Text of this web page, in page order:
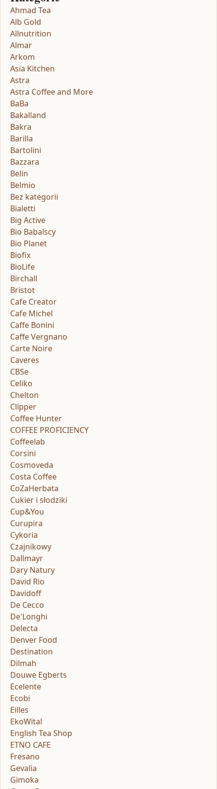
Ahmad Tea
Alb Gold
Allnutrition
Almar
Arkom
Asia Kitchen
Astra
Astra Coffee and More
BaBa
Bakalland
Bakra
Barilla
Bartolini
Bazzara
Belin
Belmio
Bez kategorii
Bialetti
Big Active
Bio Babalscy
Bio Planet
Biofix
BioLife
Birchall
Bristot
Cafe Creator
Cafe Michel
Caffe Bonini
Caffe Vergnano
Carte Noire
Caveres
CBSe
Celiko
Chelton
Clipper
Coffee Hunter
COFFEE PROFICIENCY
Coffeelab
Corsini
Cosmoveda
Costa Coffee
CoZaHerbata
Cukier i słodziki
Cup&You
Curupira
Cykoria
Czajnikowy
Dallmayr
Dary Natury
David Rio
Davidoff
De Cecco
De'Longhi
Delecta
Denver Food
Destination
Dilmah
Douwe Egberts
Ecelente
Ecobi
Eilles
EkoWital
English Tea Shop
ETNO CAFE
Fresano
Gevalia
Gimoka